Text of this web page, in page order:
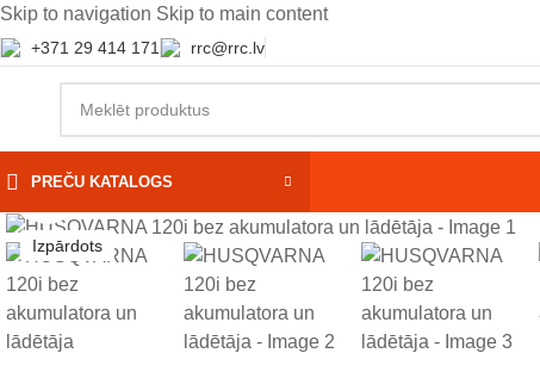
Skip to navigation Skip to main content
+371 29 414 171 rrc@rrc.lv
PREČU KATALOGS
Izpārdots
Noklikšķiniet, lai palielinātu